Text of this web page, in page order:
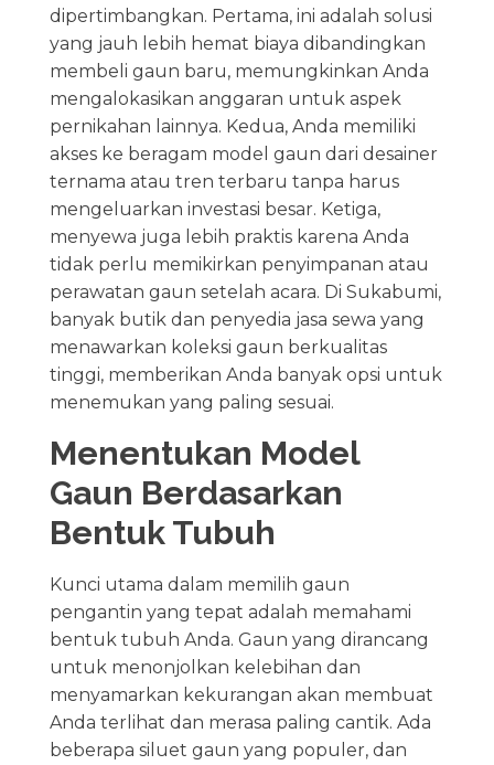
dipertimbangkan. Pertama, ini adalah solusi
yang jauh lebih hemat biaya dibandingkan
membeli gaun baru, memungkinkan Anda
mengalokasikan anggaran untuk aspek
pernikahan lainnya. Kedua, Anda memiliki
akses ke beragam model gaun dari desainer
ternama atau tren terbaru tanpa harus
mengeluarkan investasi besar. Ketiga,
menyewa juga lebih praktis karena Anda
tidak perlu memikirkan penyimpanan atau
perawatan gaun setelah acara. Di Sukabumi,
banyak butik dan penyedia jasa sewa yang
menawarkan koleksi gaun berkualitas
tinggi, memberikan Anda banyak opsi untuk
menemukan yang paling sesuai.
Menentukan Model
Gaun Berdasarkan
Bentuk Tubuh
Kunci utama dalam memilih gaun
pengantin yang tepat adalah memahami
bentuk tubuh Anda. Gaun yang dirancang
untuk menonjolkan kelebihan dan
menyamarkan kekurangan akan membuat
Anda terlihat dan merasa paling cantik. Ada
beberapa siluet gaun yang populer, dan